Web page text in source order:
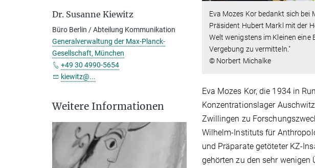
Eva Mozes Kor bedankt sich bei
Präsident Hubert Markl mit der
Welt wenigstens im Kleinen eine
Vergebung zu vermitteln."
© Norbert Michalke
Eva Mozes Kor, die 1934 in
Konzentrationslager
Zwillingen zu
Wilhelm-Instituts für
und Präparate getöteter KZ-
gehörten zu den sehr wenigen
Dr. Susanne Kiewitz
Büro Berlin / Abteilung Kommunikation
Generalverwaltung der Max-Planck-
Gesellschaft, München
+49 30 4990-5654
kiewitz@...
Weitere Informationen